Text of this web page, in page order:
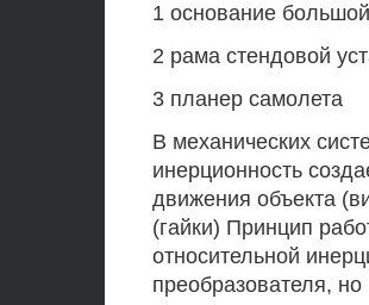
1 основание
2 рама стендовой
3 планер самолета
В механических
инерционность
движения объекта
(гайки) Принцип
относительной
преобразователя,